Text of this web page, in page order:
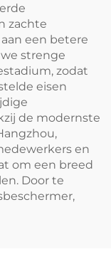
zachte
een betere
strenge
zodat
eisen
de modernste
en
om een breed
Door te